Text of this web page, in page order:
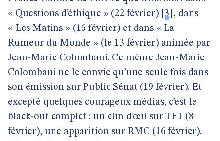
« Questions d’éthique » (22 février) 3 , dans
« Les Matins » (16 février) et dans « La
Rumeur du Monde » (le 13 février) animée par
Jean-Marie Colombani. Ce même Jean-Marie
Colombani ne le convie qu’une seule fois dans
son émission sur Public Sénat (19 février). Et
excepté quelques courageux médias, c’est le
black-out complet : un clin d’œil sur TF1 (8
février), une apparition sur RMC (16 février).